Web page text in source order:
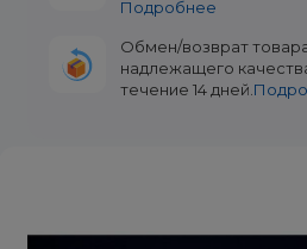
Подробнее
Обмен/возврат
надлежащего
течение 14 дней.